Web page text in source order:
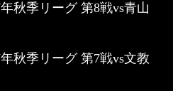
秋季リーグ 第8戦vs青山
秋季リーグ 第7戦vs文教